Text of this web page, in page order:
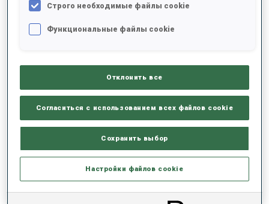
Fischer
ПАЛКИ
Oneway Fischer
Строго необходимые файлы cookie
Функциональные файлы cookie
Отклонить все
Согласиться с использованием всех файлов cookie
Сохранить выбор
Настройки файлов cookie